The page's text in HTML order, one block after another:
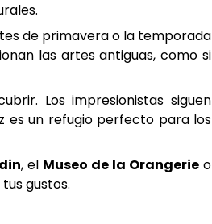
de primavera o la temporada
las artes antiguas, como si
Los impresionistas siguen
es un refugio perfecto para los
, el Museo de la Orangerie o
gustos.